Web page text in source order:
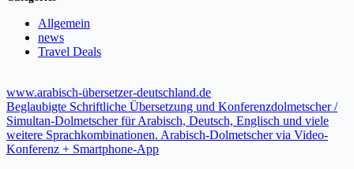
Allgemein
news
Travel Deals
www.arabisch-übersetzer-deutschland.de
Beglaubigte Schriftliche Übersetzung und Konferenzdolmetscher /
Simultan-Dolmetscher für Arabisch, Deutsch, Englisch und viele
weitere Sprachkombinationen. Arabisch-Dolmetscher via Video-
Konferenz + Smartphone-App